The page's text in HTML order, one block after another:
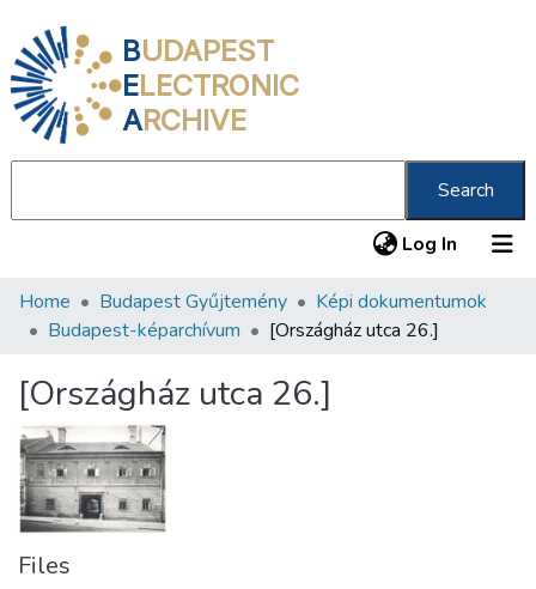
BUDAPEST
ELECTRONIC
ARCHIVE
Search
Log In (current)
Communities & Collections
Statistics
About us
Home Budapest Gyűjtemény
Képi dokumentumok
Budapest-képarchívum
[Országház utca 26.]
[Országház utca 26.]
Files